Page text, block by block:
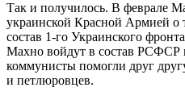
Так и получилось. В феврале
украинской Красной Армией о
состав 1-го Украинского
Махно войдут в состав РСФСР
коммунисты помогли друг
и петлюровцев.